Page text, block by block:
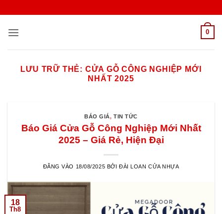
nội
0
LƯU TRỮ THẺ: CỬA GỖ CÔNG NGHIỆP MỚI
NHẤT 2025
BÁO GIÁ,TIN TỨC
Báo Giá Cửa Gỗ Công Nghiệp Mới Nhất
2025 – Giá Rẻ, Hiện Đại
ĐĂNG VÀO 18/08/2025 BỞI ĐÀI LOAN CỬA NHỰA
18
Th8